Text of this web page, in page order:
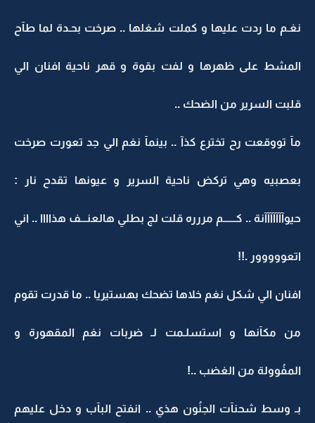
نغـم ما ردت عليها و كملت شغلها .. صرخت بحـدة لما طآح
المشط على ظهرها و لفت بقوة و قهر ناحية افنان الي
قلبت السرير من الضحك ..
مآ تووقعت رح تخترع كذآ .. بينمآ نغم الي جد تعورت صرخت
بعصبيه وهي تركض ناحية السرير و عيونها تقدح نار :
حيوآآآآآآآنة .. كــــــم مررره قلت لج بطلي هالعنـــف هذاااا .. اني
اتعووووور .!!
افنان الي شكل نغم خلاها تضحك بهستيريا .. ما قدرت تقوم
من مكآنها و استسلـمت لـ ضربات نغم المقهورة و
المفُوولة من الغضب ..!
بـ وسط شحنآت الجنُون هذي .. انفتح البآب و دخل عليهم